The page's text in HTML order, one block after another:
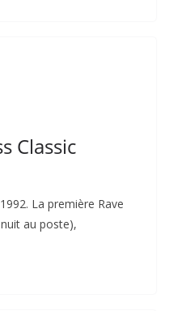
Classic
La première Rave
au poste),